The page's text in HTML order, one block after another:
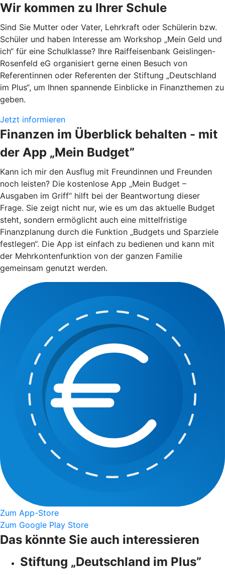
Wir kommen zu Ihrer Schule
Sind Sie Mutter oder Vater, Lehrkraft oder Schülerin bzw.
Schüler und haben Interesse am Workshop „Mein Geld und
ich“ für eine Schulklasse? Ihre Raiffeisenbank Geislingen-
Rosenfeld eG organisiert gerne einen Besuch von
Referentinnen oder Referenten der Stiftung „Deutschland
im Plus“, um Ihnen spannende Einblicke in Finanzthemen zu
geben.
Jetzt informieren
Finanzen im Überblick behalten - mit
der App „Mein Budget”
Kann ich mir den Ausflug mit Freundinnen und Freunden
noch leisten? Die kostenlose App „Mein Budget –
Ausgaben im Griff“ hilft bei der Beantwortung dieser
Frage. Sie zeigt nicht nur, wie es um das aktuelle Budget
steht, sondern ermöglicht auch eine mittelfristige
Finanzplanung durch die Funktion „Budgets und Sparziele
festlegen“. Die App ist einfach zu bedienen und kann mit
der Mehrkontenfunktion von der ganzen Familie
gemeinsam genutzt werden.
Zum App-Store
Zum Google Play Store
Das könnte Sie auch interessieren
Stiftung „Deutschland im Plus”